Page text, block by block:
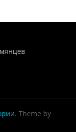
. Theme by